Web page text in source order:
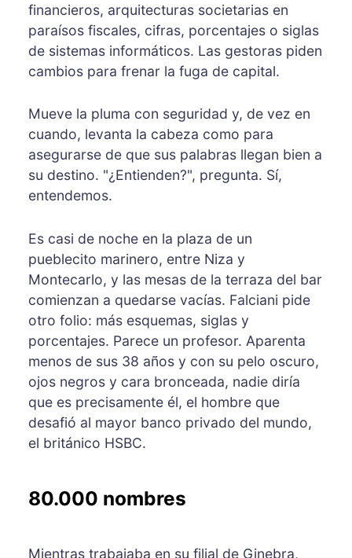
financieros, arquitecturas societarias en
paraísos fiscales, cifras, porcentajes o siglas
de sistemas informáticos. Las gestoras piden
cambios para frenar la fuga de capital.
Mueve la pluma con seguridad y, de vez en
cuando, levanta la cabeza como para
asegurarse de que sus palabras llegan bien a
su destino. "¿Entienden?", pregunta. Sí,
entendemos.
Es casi de noche en la plaza de un
pueblecito marinero, entre Niza y
Montecarlo, y las mesas de la terraza del bar
comienzan a quedarse vacías. Falciani pide
otro folio: más esquemas, siglas y
porcentajes. Parece un profesor. Aparenta
menos de sus 38 años y con su pelo oscuro,
ojos negros y cara bronceada, nadie diría
que es precisamente él, el hombre que
desafió al mayor banco privado del mundo,
el británico HSBC.
80.000 nombres
Mientras trabajaba en su filial de Ginebra,